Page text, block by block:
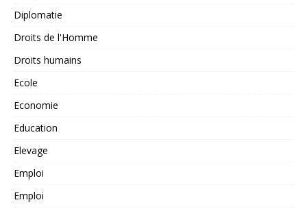
Diplomatie
Droits de l'Homme
Droits humains
Ecole
Economie
Education
Elevage
Emploi
Emploi